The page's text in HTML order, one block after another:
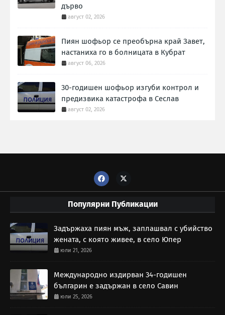
дърво
август 02, 2026
Пиян шофьор се преобърна край Завет,
настаниха го в болницата в Кубрат
август 06, 2026
30-годишен шофьор изгуби контрол и
предизвика катастрофа в Сеслав
август 02, 2026
Популярни Публикации
Задържаха пиян мъж, заплашвал с убийство
жената, с която живее, в село Юпер
юли 21, 2026
Международно издирван 34-годишен
българин е задържан в село Савин
юли 25, 2026